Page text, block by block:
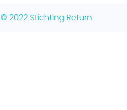
© 2022 Stichting Return